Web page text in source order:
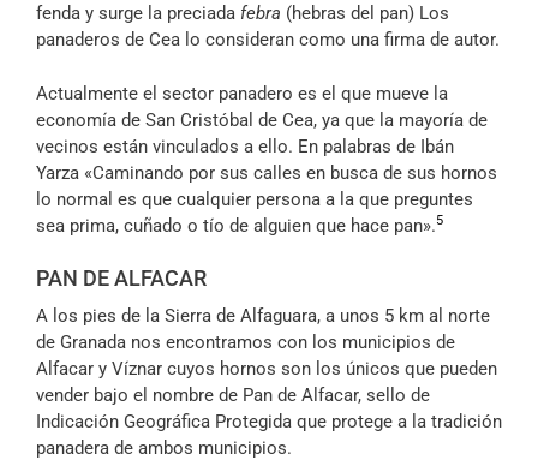
fenda y surge la preciada febra (hebras del pan) Los
panaderos de Cea lo consideran como una firma de autor.
Actualmente el sector panadero es el que mueve la
economía de San Cristóbal de Cea, ya que la mayoría de
vecinos están vinculados a ello. En palabras de Ibán
Yarza «Caminando por sus calles en busca de sus hornos
lo normal es que cualquier persona a la que preguntes
sea prima, cuñado o tío de alguien que hace pan».5​
PAN DE ALFACAR
A los pies de la Sierra de Alfaguara, a unos 5 km al norte
de Granada nos encontramos con los municipios de
Alfacar y Víznar cuyos hornos son los únicos que pueden
vender bajo el nombre de Pan de Alfacar, sello de
Indicación Geográfica Protegida que protege a la tradición
panadera de ambos municipios.